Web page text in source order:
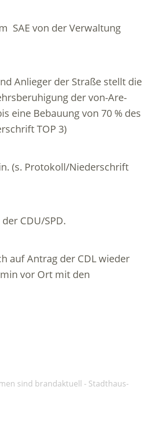
SAE von der Verwaltung
Anlieger der Straße stellt die
der von-Are-
eine Bebauung von 70 % des
TOP 3)
(s. Protokoll/Niederschrift
CDU/SPD.
auf Antrag der CDL wieder
vor Ort mit den
sind brandaktuell - Stadthaus-